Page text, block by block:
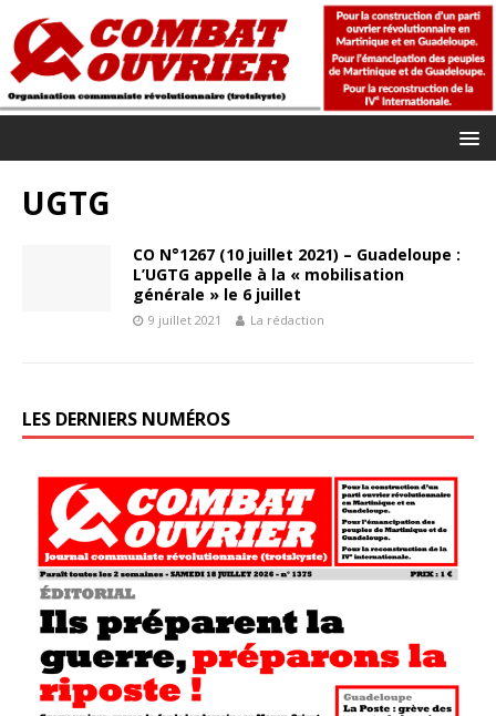
UGTG
CO N°1267 (10 juillet 2021) – Guadeloupe :
L’UGTG appelle à la « mobilisation
générale » le 6 juillet
9 juillet 2021 La rédaction
LES DERNIERS NUMÉROS